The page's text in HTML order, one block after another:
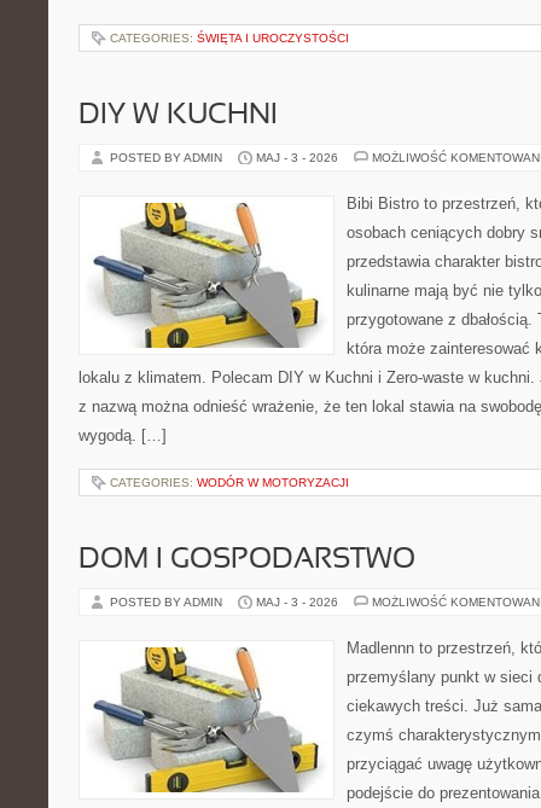
CATEGORIES: ŚWIĘTA I UROCZYSTOŚCI
DIY W KUCHNI
POSTED BY ADMIN MAJ - 3 - 2026 MOŻLIWOŚĆ
Bibi Bistro to przestrzeń,
osobach ceniących dobry
przedstawia charakter
kulinarne mają być nie
przygotowane z
która może zainteresować
lokalu z klimatem. Polecam DIY w Kuchni i Zero-waste w
z nazwą można odnieść wrażenie, że ten lokal stawia na
wygodą. […]
CATEGORIES: WODÓR W MOTORYZACJI
DOM I GOSPODARSTWO
POSTED BY ADMIN MAJ - 3 - 2026 MOŻLIWOŚĆ
Madlennn to przestrzeń,
przemyślany punkt w sieci
ciekawych treści. Już
czymś
przyciągać uwagę
podejście do